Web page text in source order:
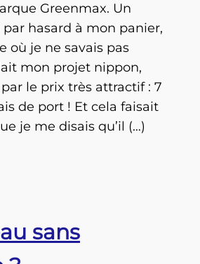
Greenmax. Un
hasard à mon panier,
où je ne savais pas
mon projet nippon,
le prix très attractif : 7
de port ! Et cela faisait
je me disais qu’il (…)
sans